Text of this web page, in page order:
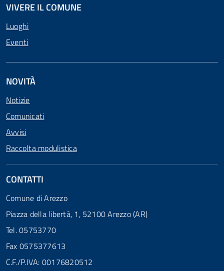
VIVERE IL COMUNE
Luoghi
Eventi
NOVITÀ
Notizie
Comunicati
Avvisi
Raccolta modulistica
CONTATTI
Comune di Arezzo
Piazza della libertà, 1, 52100 Arezzo (AR)
Tel. 05753770
Fax 0575377613
C.F./P.IVA: 00176820512